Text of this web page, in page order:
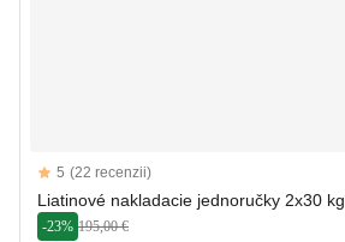
Reviews
5 out of 5 stars
5 (22 recenzii)
Liatinové nakladacie jednoručky 2x30 kg
-23% 195,00 €